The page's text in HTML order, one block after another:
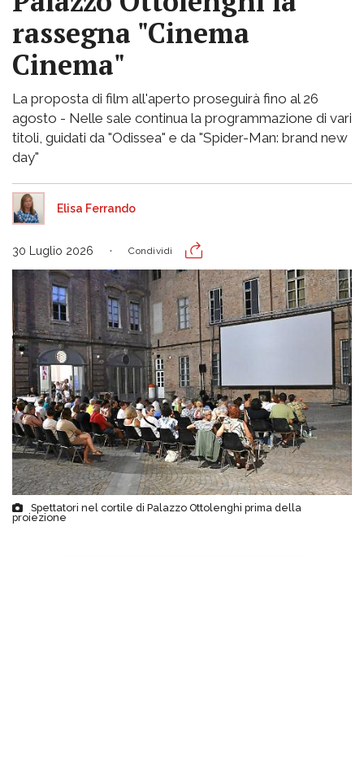
rassegna "Cinema
Cinema"
La proposta di film all'aperto proseguirà fino al 26
agosto - Nelle sale continua la programmazione di vari
titoli, guidati da "Odissea" e da "Spider-Man: brand new
day"
Elisa Ferrando
30 Luglio 2026 Condividi
Spettatori nel cortile di Palazzo Ottolenghi prima della
proiezione